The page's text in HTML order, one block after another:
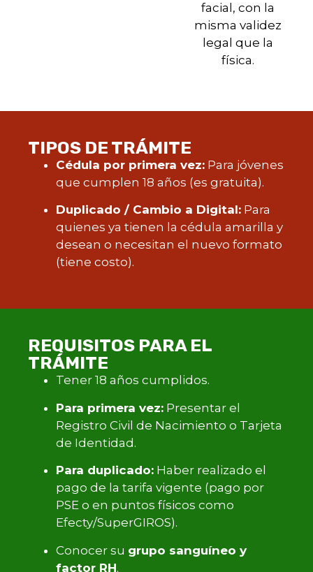
facial, con la
misma validez
legal que la
física.
TIPOS DE TRÁMITE
Cédula por primera vez: Para jóvenes
que cumplen 18 años (es gratuita).
Duplicado / Cambio a Digital: Para
quienes ya tienen la cédula amarilla y
desean o necesitan el nuevo formato
(tiene costo).
REQUISITOS PARA EL
TRÁMITE
Tener 18 años cumplidos.
Para primera vez: Presentar el
Registro Civil de Nacimiento o Tarjeta
de Identidad.
Para duplicado: Haber realizado el
pago de la tarifa vigente (pago por
PSE o en puntos físicos como
Efecty/SuperGIROS).
Conocer su grupo sanguíneo y
factor RH.